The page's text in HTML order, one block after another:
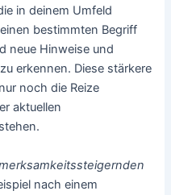
in deinem Umfeld
bestimmten Begriff
neue Hinweise und
erkennen. Diese stärkere
noch die Reize
aktuellen
nach einem